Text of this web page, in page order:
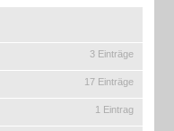
3 Einträge
17 Einträge
1 Eintrag